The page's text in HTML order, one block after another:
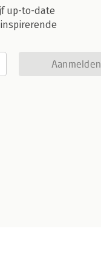
up-to-date
Aanmelden